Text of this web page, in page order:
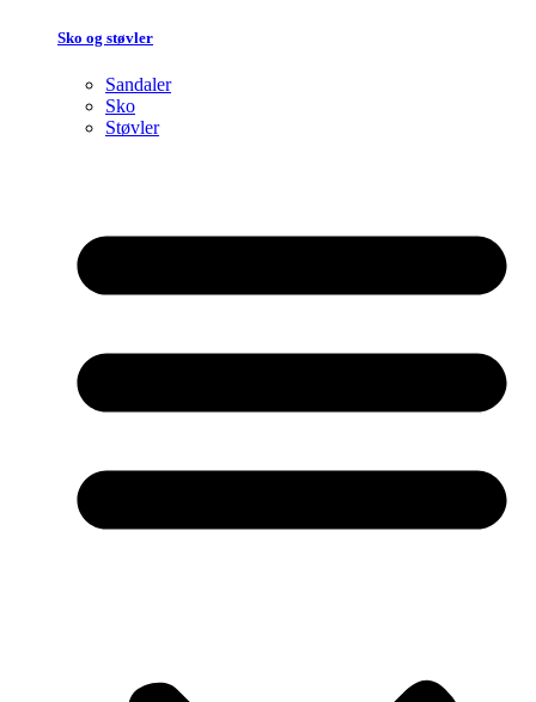
Sko og støvler
Sandaler
Sko
Støvler